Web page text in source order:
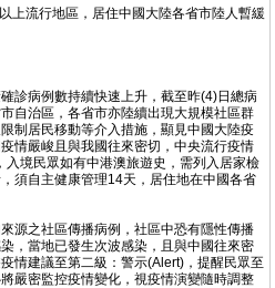
上流行地區，居住中國大陸各省市陸人暫緩
診病例數持續快速上升，截至昨(4)日總病
自治區，各省市亦陸續出現大規模社區群
制居民移動等介入措施，顯見中國大陸疫
情嚴峻且與我國往來密切，中央流行疫情
境民眾如有中港澳旅遊史，需列入居家檢
須自主健康管理14天，居住地在中國各省
源之社區傳播病例，社區中恐有隱性傳播
，當地已發生次波感染，且與中國往來密
情建議至第二級：警示(Alert)，提醒民眾至
嚴密監控疫情變化，視疫情演變隨時調整